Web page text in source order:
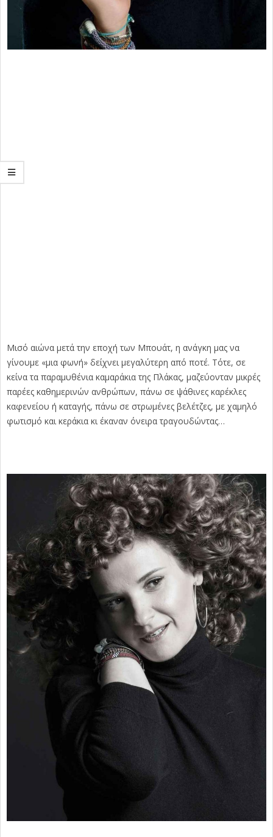
Μισό αιώνα μετά την εποχή των Μπουάτ, η ανάγκη μας να
γίνουμε «μια φωνή» δείχνει μεγαλύτερη από ποτέ. Τότε, σε
κείνα τα παραμυθένια καμαράκια της Πλάκας, μαζεύονταν μικρές
παρέες καθημερινών ανθρώπων, πάνω σε ψάθινες καρέκλες
καφενείου ή καταγής, πάνω σε στρωμένες βελέτζες, με χαμηλό
φωτισμό και κεράκια κι έκαναν όνειρα τραγουδώντας…